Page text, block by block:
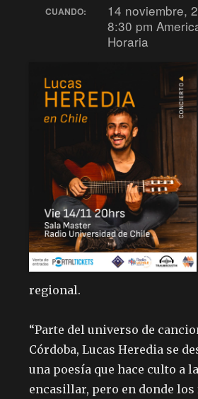
CUANDO:
14 noviembre,
8:30 pm
Horaria
regional.
“Parte del universo de
Córdoba, Lucas Heredia se
una poesía que hace culto a
encasillar, pero en donde los